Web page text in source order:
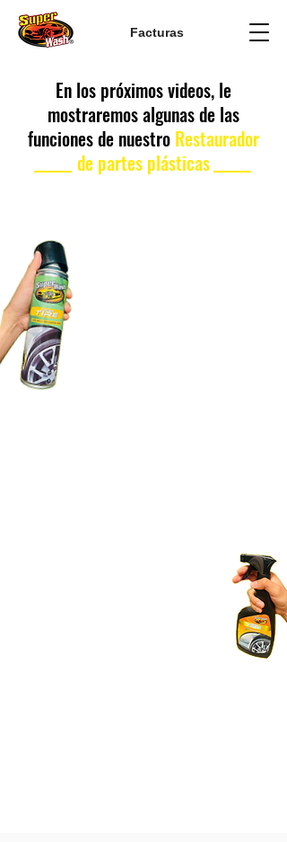
Facturas
En los próximos videos, le
mostraremos algunas de las
funciones de nuestro Restaurador
de partes plásticas